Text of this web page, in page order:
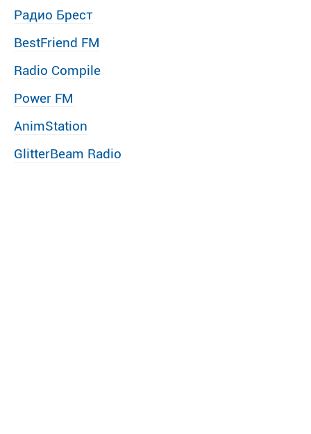
Радио Брест
BestFriend FM
Radio Compile
Power FM
AnimStation
GlitterBeam Radio